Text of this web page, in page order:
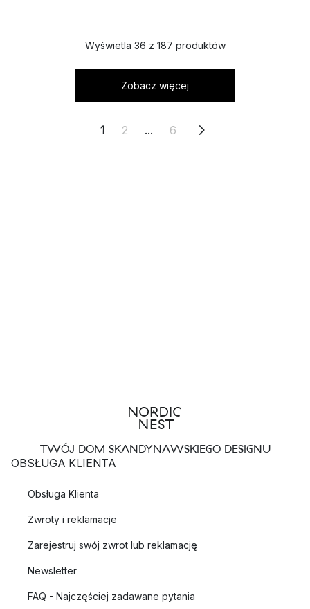
Wyświetla 36 z 187 produktów
Zobacz więcej
1 2 ... 6
TWÓJ DOM SKANDYNAWSKIEGO DESIGNU
OBSŁUGA KLIENTA
Obsługa Klienta
Zwroty i reklamacje
Zarejestruj swój zwrot lub reklamację
Newsletter
FAQ - Najczęściej zadawane pytania